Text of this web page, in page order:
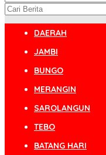
DAERAH
JAMBI
BUNGO
MERANGIN
SAROLANGUN
TEBO
BATANG HARI